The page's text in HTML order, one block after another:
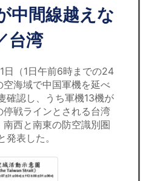
中間線越えな
台湾
（1日午前6時までの24
海域で中国軍機を延べ
確認し、うち軍機13機が
戦ラインとされる台湾
西と南東の防空識別圏
発表した。